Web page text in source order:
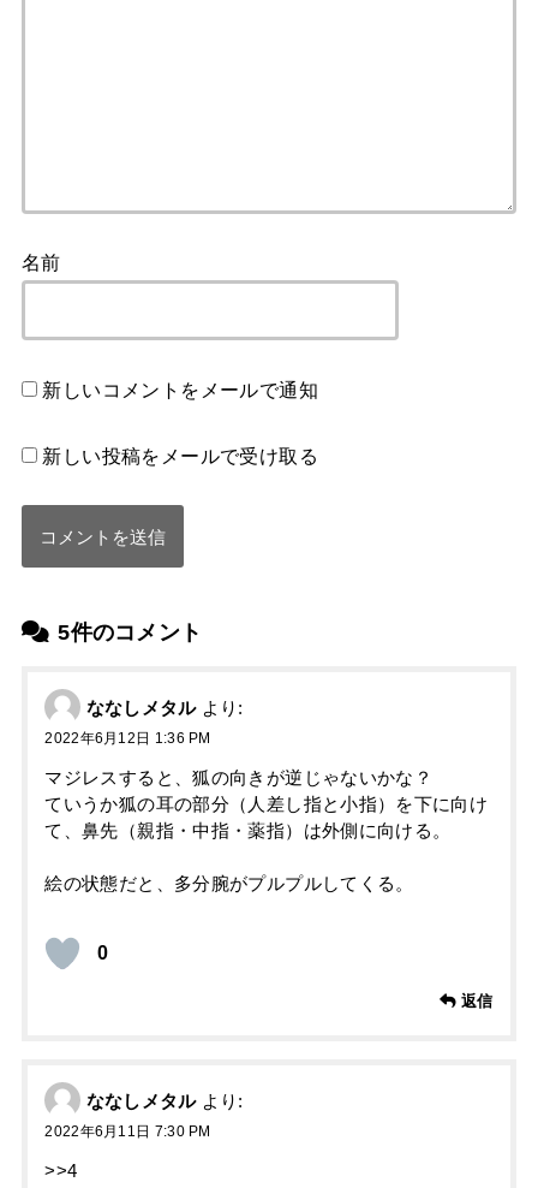
5件のコメント
ななしメタル より:
2022年6月12日 1:36 PM
マジレスすると、狐の向きが逆じゃないかな？
ていうか狐の耳の部分（人差し指と小指）を下に向け
て、鼻先（親指・中指・薬指）は外側に向ける。
絵の状態だと、多分腕がプルプルしてくる。
0
返信
ななしメタル より:
2022年6月11日 7:30 PM
>>4
名前
新しいコメントをメールで通知
新しい投稿をメールで受け取る